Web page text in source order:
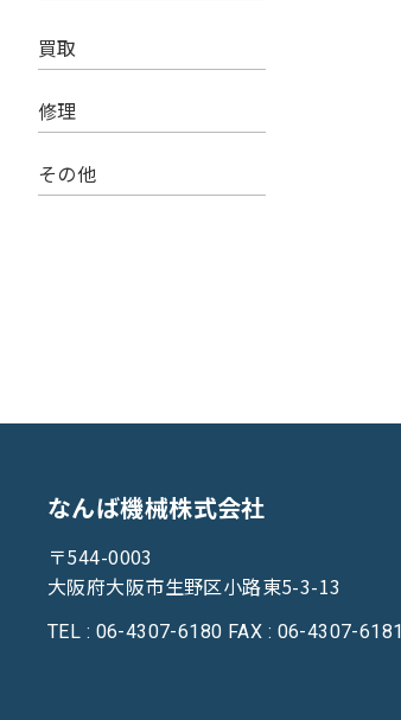
買取
修理
その他
なんば機械株式会社
〒544-0003
大阪府大阪市生野区小路東5-3-13
TEL : 06-4307-6180 FAX : 06-4307-6181